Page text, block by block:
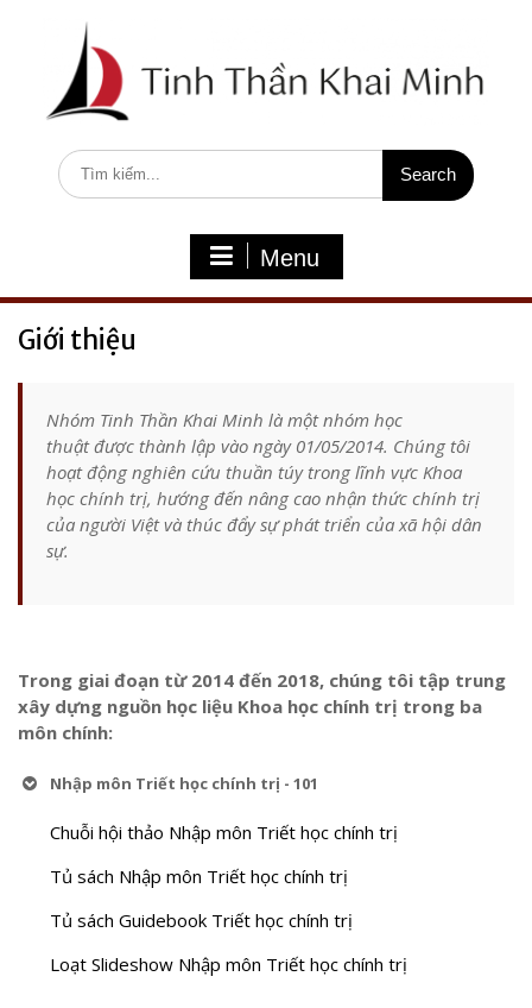
S
e
f
r
Menu
Giới thiệu
Nhóm Tinh Thần Khai Minh là một nhóm học
thuật được thành lập vào ngày 01/05/2014. Chúng tôi
hoạt động nghiên cứu thuần túy trong lĩnh vực Khoa
học chính trị, hướng đến nâng cao nhận thức chính trị
của người Việt và thúc đẩy sự phát triển của xã hội dân
sự.
Trong giai đoạn từ 2014 đến 2018, chúng tôi tập trung
xây dựng nguồn học liệu Khoa học chính trị trong ba
môn chính:
Nhập môn Triết học chính trị - 101
Chuỗi hội thảo Nhập môn Triết học chính trị
Tủ sách Nhập môn Triết học chính trị
Tủ sách Guidebook Triết học chính trị
Loạt Slideshow Nhập môn Triết học chính trị